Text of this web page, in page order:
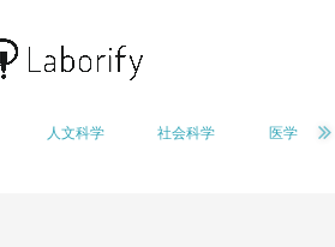
人文科学 社会科学 医学